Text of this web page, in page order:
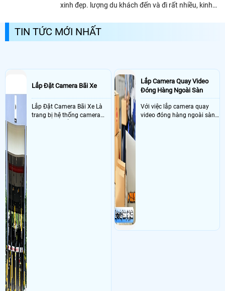
xinh đẹp. lượng du khách đến và đi rất nhiều, kinh
có ảnh hưởng tiêu cực khi...
TIN TỨC MỚI NHẤT
Lắp Đặt Camera Bãi Xe
Lắp Đặt Camera Bãi Xe Là
trang bị hệ thống camera
Lắp Camera Quay Video
Đóng Hàng Ngoài Sàn
Với việc lắp camera quay
video đóng hàng ngoài sàn